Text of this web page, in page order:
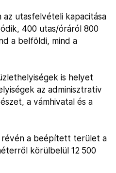
utasfelvételi kapacitása
400 utas/óráról 800
a belföldi, mind a
is helyet
az adminisztratív
a vámhivatal és a
révén a beépített terület a
körülbelül 12 500